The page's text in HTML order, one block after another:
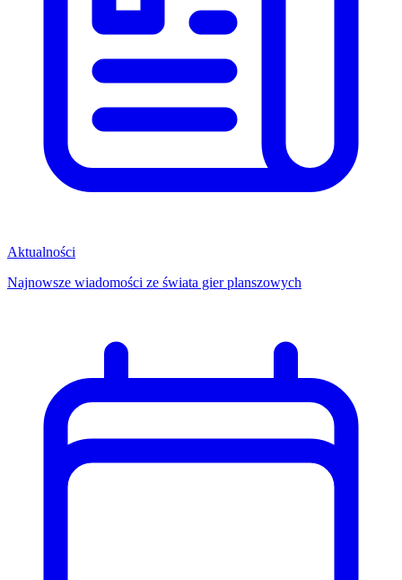
Aktualności
Najnowsze wiadomości ze świata gier planszowych